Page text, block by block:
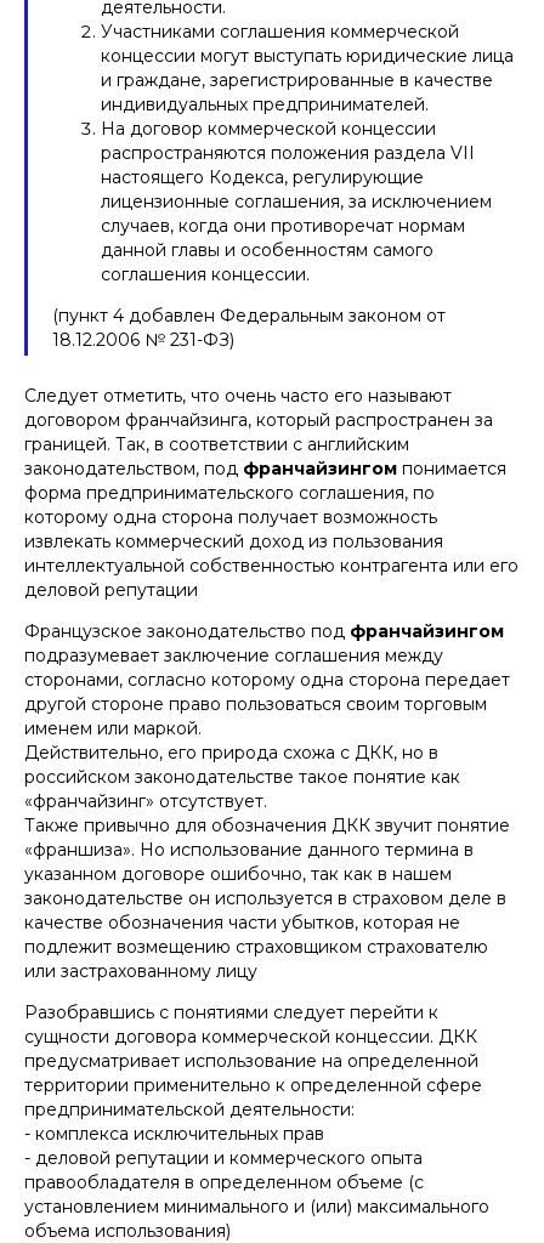
деятельности.
Участниками соглашения коммерческой
концессии могут выступать юридические лица
и граждане, зарегистрированные в качестве
индивидуальных предпринимателей.
На договор коммерческой концессии
распространяются положения раздела VII
настоящего Кодекса, регулирующие
лицензионные соглашения, за исключением
случаев, когда они противоречат нормам
данной главы и особенностям самого
соглашения концессии.
(пункт 4 добавлен Федеральным законом от
18.12.2006 № 231-ФЗ)
Следует отметить, что очень часто его называют
договором франчайзинга, который распространен за
границей. Так, в соответствии с английским
законодательством, под франчайзингом понимается
форма предпринимательского соглашения, по
которому одна сторона получает возможность
извлекать коммерческий доход из пользования
интеллектуальной собственностью контрагента или его
деловой репутации
Французское законодательство под франчайзингом
подразумевает заключение соглашения между
сторонами, согласно которому одна сторона передает
другой стороне право пользоваться своим торговым
именем или маркой.
Действительно, его природа схожа с ДКК, но в
российском законодательстве такое понятие как
«франчайзинг» отсутствует.
Также привычно для обозначения ДКК звучит понятие
«франшиза». Но использование данного термина в
указанном договоре ошибочно, так как в нашем
законодательстве он используется в страховом деле в
качестве обозначения части убытков, которая не
подлежит возмещению страховщиком страхователю
или застрахованному лицу
Разобравшись с понятиями следует перейти к
сущности договора коммерческой концессии. ДКК
предусматривает использование на определенной
территории применительно к определенной сфере
предпринимательской деятельности:
- комплекса исключительных прав
- деловой репутации и коммерческого опыта
правообладателя в определенном объеме (с
установлением минимального и (или) максимального
объема использования)
АФОНИН АЛЕКСАНДР
ЛЕОНИДОВИЧ
Отправить
Патентный поверенный, адвокат,
аттестованный по специализации
"изобретения и полезные модели"
ИД Коммерсантъ
числе лучших юристов по защите
интеллектуальной собственности
Руководитель практики защиты
интеллектуальной собственности
Нажимая кнопку «Отправить», вы даетесогласиена
обработку персональных данных в соответствии с
политикойобработки персональных данных